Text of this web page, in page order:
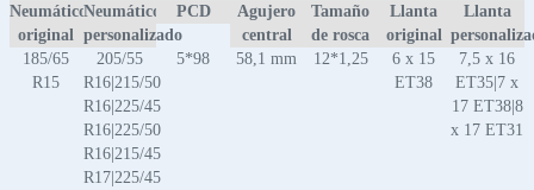
Neumático
original
Neumático
personalizado
PCD
Agujero
central
Tamaño
de rosca
Llanta
original
Llanta
185/65
R15
205/55
R16|215/50
R16|225/45
R16|225/50
R16|215/45
R17|225/45
5*98 58,1 mm 12*1,25
6 x 15
ET38
7,5 x 16
ET35|7 x
17 ET38|8
x 17 ET31